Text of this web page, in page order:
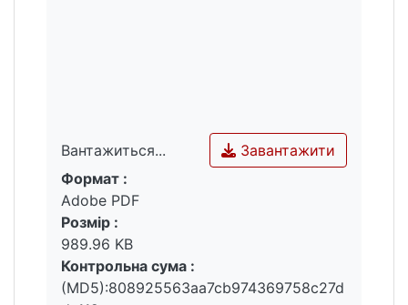
Вантажиться...
Вантажиться...
Завантажити
Формат :
Adobe PDF
Розмір :
989.96 KB
Контрольна сума :
(MD5):808925563aa7cb974369758c27d